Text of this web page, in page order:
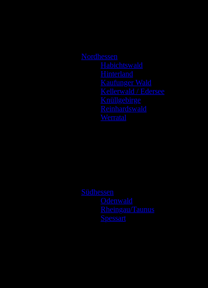
Nordhessen
Habichtswald
Hinterland
Kaufunger Wald
Kellerwald / Edersee
Knüllgebirge
Reinhardswald
Werratal
Südhessen
Odenwald
Rheingau/Taunus
Spessart